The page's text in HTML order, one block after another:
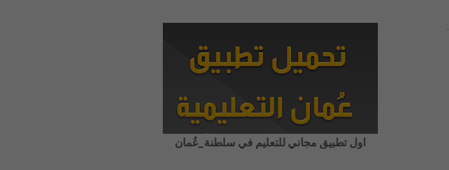
اول تطبيق مجاني للتعليم في سلطنة_عُمان